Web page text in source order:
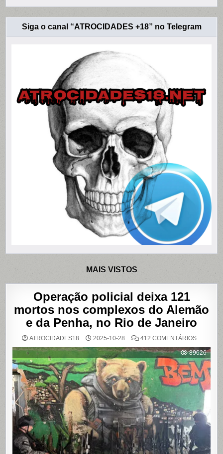
Siga o canal “ATROCIDADES +18” no Telegram
MAIS VISTOS
Operação policial deixa 121
mortos nos complexos do Alemão
e da Penha, no Rio de Janeiro
ATROCIDADES18 2025-10-28 412 COMENTÁRIOSEM
POLICIAL
DEIXA
121
MORTOS
NOS
DO
ALEMÃO
PENHA,
NO
RIO
89626